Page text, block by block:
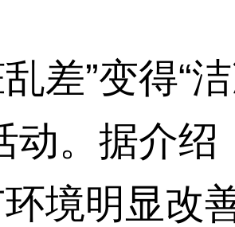
”变得“洁
动。据介
境明显改